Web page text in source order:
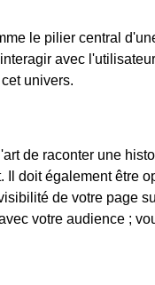
le pilier central
avec
univers.
de raconter une
doit également être
de votre page
votre audience ;